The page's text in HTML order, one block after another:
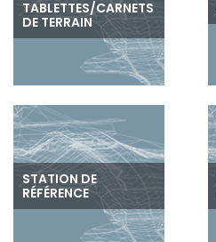
TABLETTES/CARNETS
DE TERRAIN
STATION DE
RÉFÉRENCE